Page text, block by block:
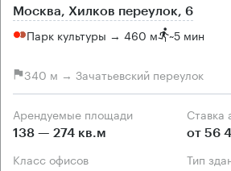
Москва, Хилков переулок, 6
Парк культуры → 460 м ~5 мин
340 м → Зачатьевский переулок
Арендуемые площади
138 — 274 кв.м от 56
Класс офисов Тип